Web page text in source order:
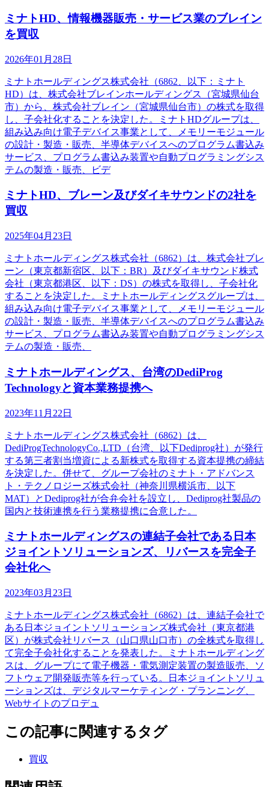
ミナトHD、情報機器販売・サービス業のブレイン
を買収
2026年01月28日
ミナトホールディングス株式会社（6862、以下：ミナト
HD）は、株式会社ブレインホールディングス（宮城県仙台
市）から、株式会社ブレイン（宮城県仙台市）の株式を取得
し、子会社化することを決定した。ミナトHDグループは、
組み込み向け電子デバイス事業として、メモリーモジュール
の設計・製造・販売、半導体デバイスへのプログラム書込み
サービス、プログラム書込み装置や自動プログラミングシス
テムの製造・販売、ビデ
ミナトHD、ブレーン及びダイキサウンドの2社を
買収
2025年04月23日
ミナトホールディングス株式会社（6862）は、株式会社ブレ
ーン（東京都新宿区、以下：BR）及びダイキサウンド株式
会社（東京都港区、以下：DS）の株式を取得し、子会社化
することを決定した。ミナトホールディングスグループは、
組み込み向け電子デバイス事業として、メモリーモジュール
の設計・製造・販売、半導体デバイスへのプログラム書込み
サービス、プログラム書込み装置や自動プログラミングシス
テムの製造・販売、
ミナトホールディングス、台湾のDediProg
Technologyと資本業務提携へ
2023年11月22日
ミナトホールディングス株式会社（6862）は、
DediProgTechnologyCo.,LTD（台湾、以下Dediprog社）が発行
する第三者割当増資による新株式を取得する資本提携の締結
を決定した。併せて、グループ会社のミナト・アドバンス
ト・テクノロジーズ株式会社（神奈川県横浜市、以下
MAT）とDediprog社が合弁会社を設立し、Dediprog社製品の
国内と技術連携を行う業務提携に合意した。
ミナトホールディングスの連結子会社である日本
ジョイントソリューションズ、リバースを完全子
会社化へ
2023年03月23日
ミナトホールディングス株式会社（6862）は、連結子会社で
ある日本ジョイントソリューションズ株式会社（東京都港
区）が株式会社リバース（山口県山口市）の全株式を取得し
て完全子会社化することを発表した。ミナトホールディング
スは、グループにて電子機器・電気測定装置の製造販売、ソ
フトウェア開発販売等を行っている。日本ジョイントソリュ
ーションズは、デジタルマーケティング・プランニング、
Webサイトのプロデュ
この記事に関連するタグ
買収